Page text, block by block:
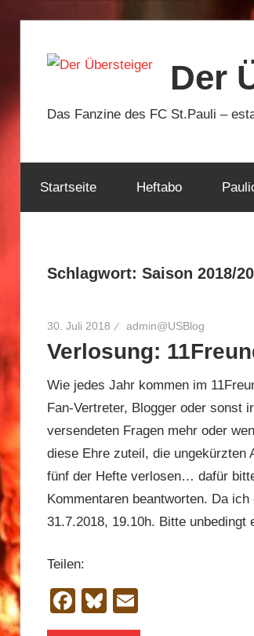
Inhalt
Der
Das Fanzine des FC St.Pauli –
Startseite Heftabo
Schlagwort: Saison 2018/
30. Juli 2018 admin@USBlog
Verlosung:
Wie jedes Jahr kommen im
Fan-Vertreter, Blogger oder sonst
versendeten Fragen mehr oder
diese Ehre zuteil, die ungekürzten
fünf der Hefte verlosen… dafür
Kommentaren beantworten. Da
31.7.2018, 19.10h. Bitte unbedingt
Teilen:
Facebook
Bluesky